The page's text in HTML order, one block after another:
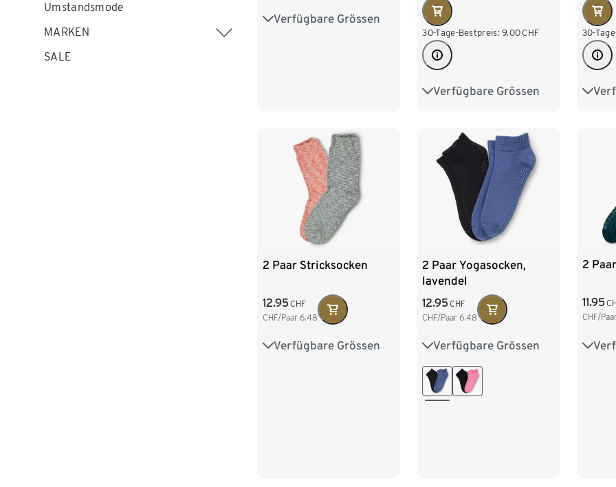
Umstandsmode
MARKEN
SALE
Verfügbare Grössen
35-38 39-42
30-Tage-Bestpreis: 9.00CHF
Verfügbare Grössen
35-38 39-42
30-
35-38
2 Paar Stricksocken
12.95CHF
CHF/Paar 6.48
Verfügbare Grössen
35-38 39-42
2 Paar Yogasocken,
lavendel
12.95CHF
CHF/Paar6.48
Verfügbare Grössen
35-38 39-42
2
11.95
CHF/
35-38